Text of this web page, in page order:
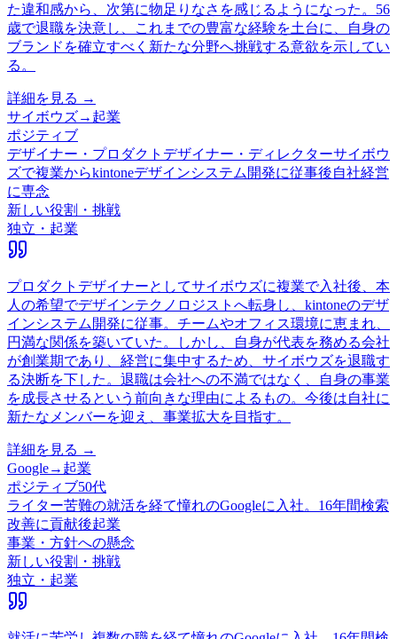
た違和感から、次第に物足りなさを感じるようになった。56
歳で退職を決意し、これまでの豊富な経験を土台に、自身の
ブランドを確立すべく新たな分野へ挑戦する意欲を示してい
る。
詳細を見る →
サイボウズ → 起業
ポジティブ
デザイナー・プロダクトデザイナー・ディレクターサイボウ
ズで複業からkintoneデザインシステム開発に従事後自社経営
に専念
新しい役割・挑戦
独立・起業
プロダクトデザイナーとしてサイボウズに複業で入社後、本
人の希望でデザインテクノロジストへ転身し、kintoneのデザ
インシステム開発に従事。チームやオフィス環境に恵まれ、
円満な関係を築いていた。しかし、自身が代表を務める会社
が創業期であり、経営に集中するため、サイボウズを退職す
る決断を下した。退職は会社への不満ではなく、自身の事業
を成長させるという前向きな理由によるもの。今後は自社に
新たなメンバーを迎え、事業拡大を目指す。
詳細を見る →
Google→ 起業
ポジティブ50代
ライター苦難の就活を経て憧れのGoogleに入社。16年間検索
改善に貢献後起業
事業・方針への懸念
新しい役割・挑戦
独立・起業